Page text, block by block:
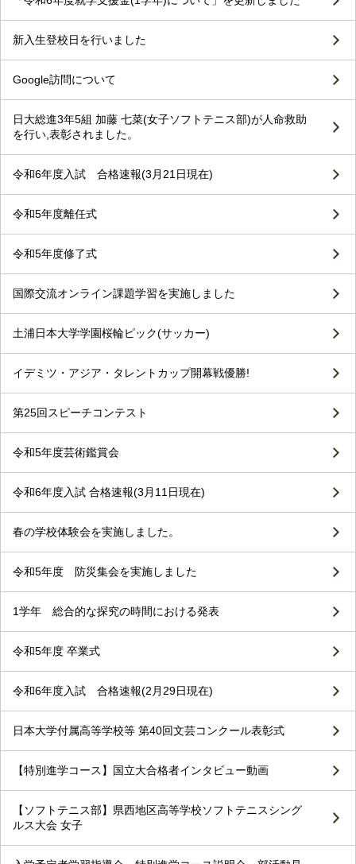
新入生登校日を行いました
Google訪問について
日大総進3年5組 加藤 七菜(女子ソフトテニス部)が人命救助
を行い,表彰されました。
令和6年度入試 合格速報(3月21日現在)
令和5年度離任式
令和5年度修了式
国際交流オンライン課題学習を実施しました
土浦日本大学学園桜輪ピック(サッカー)
イデミツ・アジア・タレントカップ開幕戦優勝!
第25回スピーチコンテスト
令和5年度芸術鑑賞会
令和6年度入試 合格速報(3月11日現在)
春の学校体験会を実施しました。
令和5年度 防災集会を実施しました
1学年 総合的な探究の時間における発表
令和5年度 卒業式
令和6年度入試 合格速報(2月29日現在)
日本大学付属高等学校等 第40回文芸コンクール表彰式
【特別進学コース】国立大合格者インタビュー動画
【ソフトテニス部】県西地区高等学校ソフトテニスシング
ルス大会 女子